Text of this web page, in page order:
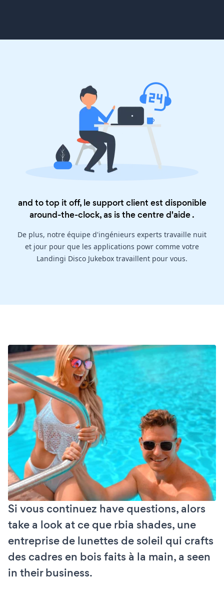
and to top it off, le support client est disponible
around-the-clock, as is thecentre d'aide.
De plus, notre équipe d'ingénieurs experts travaille nuit
et jour pour que les applications powr comme votre
Landingi Disco Jukebox travaillent pour vous.
Si vous continuez have questions, alors
take a look at ce que rbia shades, une
entreprise de lunettes de soleil qui crafts
des cadres en bois faits à la main, a seen
in their business.